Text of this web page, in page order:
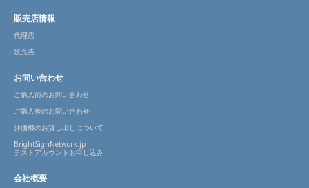
販売店情報
代理店
販売店
お問い合わせ
ご購入前のお問い合わせ
ご購入後のお問い合わせ
評価機のお貸し出しについて
BrightSignNetwork.jp
テストアカウントお申し込み
会社概要